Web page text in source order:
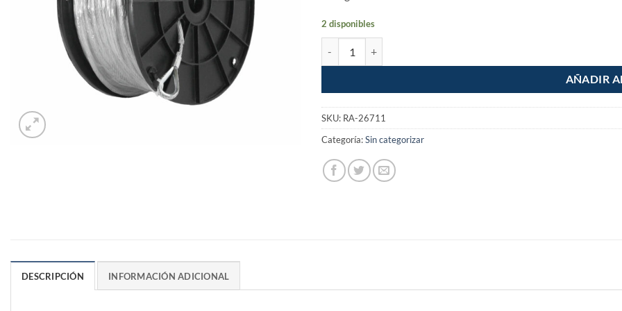
2 disponibles
AÑADIR
SKU: RA-26711
Categoría:Sin categorizar
DESCRIPCIÓN INFORMACIÓN ADICIONAL